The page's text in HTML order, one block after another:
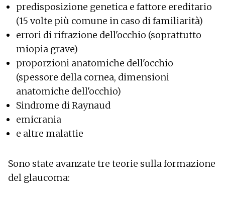
predisposizione genetica e fattore ereditario
(15 volte più comune in caso di familiarità)
errori di rifrazione dell'occhio (soprattutto
miopia grave)
proporzioni anatomiche dell'occhio
(spessore della cornea, dimensioni
anatomiche dell'occhio)
Sindrome di Raynaud
emicrania
e altre malattie
Sono state avanzate tre teorie sulla formazione
del glaucoma: